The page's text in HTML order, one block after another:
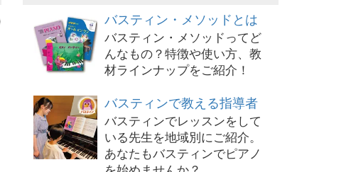
バスティン・メソッドとは
バスティン・メソッドってど
んなもの？特徴や使い方、教
材ラインナップをご紹介！
バスティンで教える指導者
バスティンでレッスンをして
いる先生を地域別にご紹介。
あなたもバスティンでピアノ